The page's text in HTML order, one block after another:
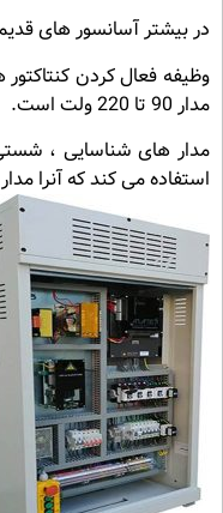
در بیشتر آسانسور های قدیمی
وظیفه فعال کردن
مدار 90 تا 220 ولت است.
استفاده می کند که آنرا